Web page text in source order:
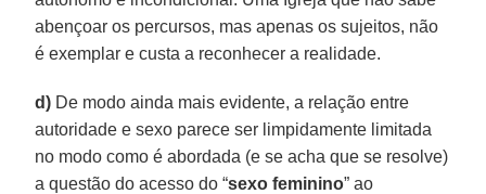
abençoar os percursos, mas apenas os sujeitos, não
é exemplar e custa a reconhecer a realidade.
d) De modo ainda mais evidente, a relação entre
autoridade e sexo parece ser limpidamente limitada
no modo como é abordada (e se acha que se resolve)
a questão do acesso do “sexo feminino” ao